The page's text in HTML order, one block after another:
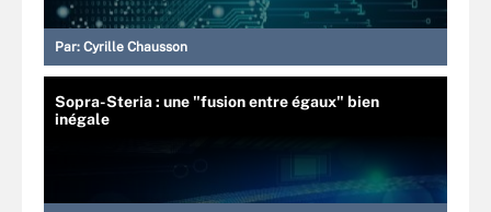
Par: Cyrille Chausson
Sopra-Steria : une "fusion entre égaux" bien
inégale